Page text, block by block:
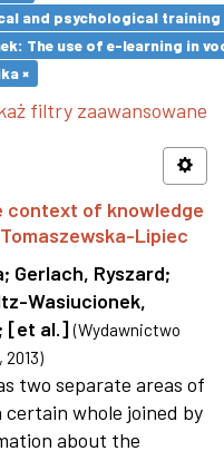
and psychological
The use of e-learning in
×
filtry zaawansowane
context of knowledge
Lipiec
; Gerlach, Ryszard;
Wasiucionek,
; [et al.] (Wydawnictwo
, 2013)
two separate areas of
whole joined by
about the